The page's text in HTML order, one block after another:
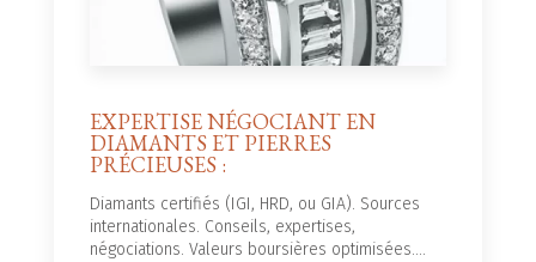
EXPERTISE NÉGOCIANT EN
DIAMANTS ET PIERRES
PRÉCIEUSES :
Diamants certifiés (IGI, HRD, ou GIA). Sources
internationales. Conseils, expertises,
négociations. Valeurs boursières optimisées....